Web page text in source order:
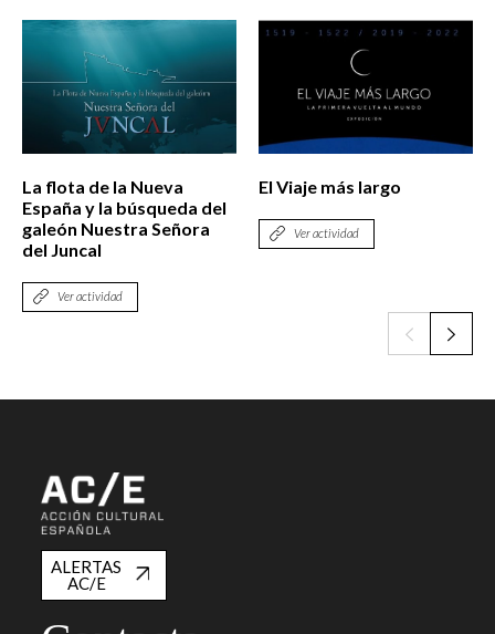
La flota de la Nueva
España y la búsqueda del
galeón Nuestra Señora
del Juncal
Ver actividad
El Viaje más largo
Ver actividad
ALERTAS
AC/E